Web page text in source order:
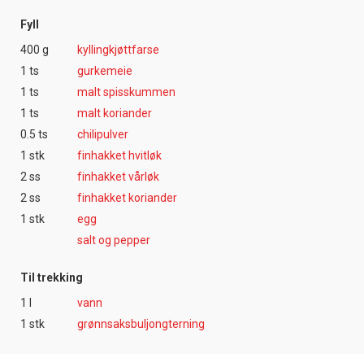
Fyll
400 g
kyllingkjøttfarse
1 ts
gurkemeie
1 ts
malt spisskummen
1 ts
malt koriander
0.5 ts
chilipulver
1 stk
finhakket hvitløk
2 ss
finhakket vårløk
2 ss
finhakket koriander
1 stk
egg
salt og pepper
Til trekking
1 l
vann
1 stk
grønnsaksbuljongterning